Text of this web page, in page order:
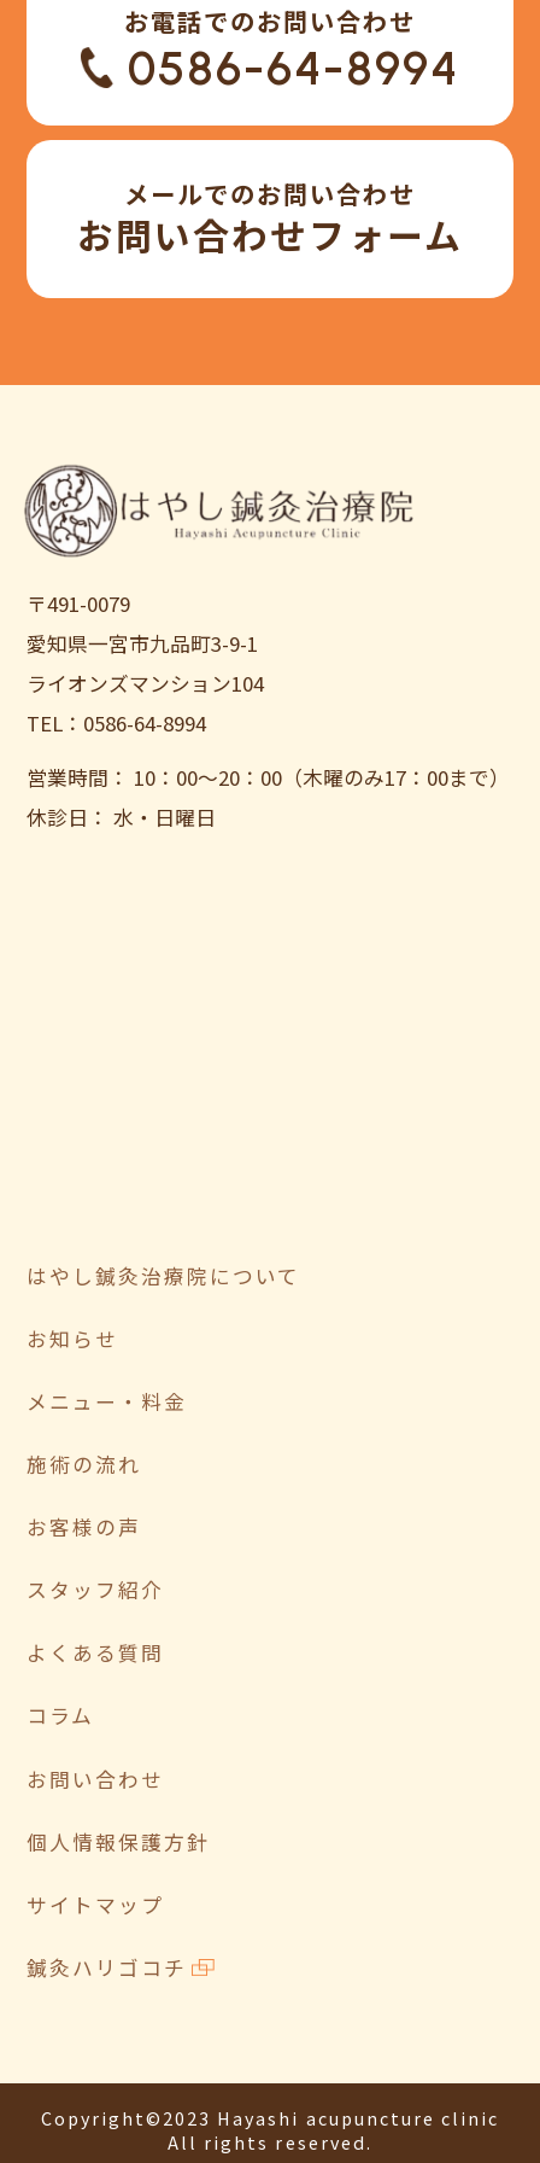
お電話でのお問い合わせ
0586-64-8994
メールでのお問い合わせ
お問い合わせフォーム
〒491-0079
愛知県一宮市九品町3-9-1
ライオンズマンション104
TEL：0586-64-8994
営業時間： 10：00〜20：00（木曜のみ17：00まで）
休診日： 水・日曜日
はやし鍼灸治療院について
お知らせ
メニュー・料金
施術の流れ
お客様の声
スタッフ紹介
よくある質問
コラム
お問い合わせ
個人情報保護方針
サイトマップ
鍼灸ハリゴコチ
Copyright©2023 Hayashi acupuncture clinic
All rights reserved.